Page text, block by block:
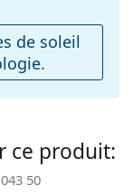
de soleil
ce produit:
50